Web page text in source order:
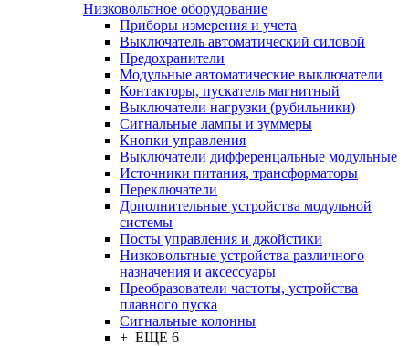
Низковольтное оборудование
Приборы измерения и учета
Выключатель автоматический силовой
Предохранители
Модульные автоматические выключатели
Контакторы, пускатель магнитный
Выключатели нагрузки (рубильники)
Сигнальные лампы и зуммеры
Кнопки управления
Выключатели дифференцальные модульные
Источники питания, трансформаторы
Переключатели
Дополнительные устройства модульной
системы
Посты управления и джойстики
Низковольтные устройства различного
назначения и аксессуары
Преобразователи частоты, устройства
плавного пуска
Сигнальные колонны
+ ЕЩЕ 6